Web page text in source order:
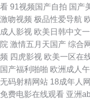
爱爱爱 午夜小电影 俺去的综
产熟女 超碰97在线人妻 狠狠
网站 91国产在线 成人黄色
白丝 超碰福利社 国产做爱
看 91视频国产自拍 国产
激吻视频 极品性爱导航
成人影视 欧美日韩中文
院 激情五月天国产 综合
频 四虎影视 欧美一区在
国产福利啪啪 欧洲成人
无码射精网站 18成年人
免费电影在线观看 亚洲